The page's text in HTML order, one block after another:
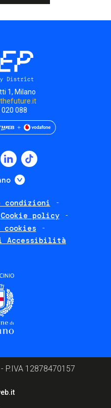
1, Milano
020 088
Mostra ulteriori
condizioni
Cookie policy
cookies
Accessibilità
P.IVA 12878470157